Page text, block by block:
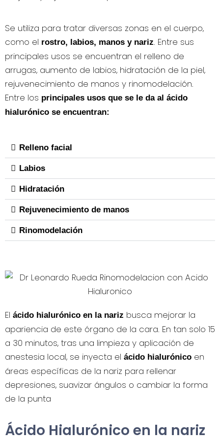
Se utiliza para tratar diversas zonas en el cuerpo,
como el rostro, labios, manos y nariz. Entre sus
principales usos se encuentran el relleno de
arrugas, aumento de labios, hidratación de la piel,
rejuvenecimiento de manos y rinomodelación.
Entre los principales usos que se le da al ácido
hialurónico se encuentran:
Relleno facial
Labios
Hidratación
Rejuvenecimiento de manos
Rinomodelación
El ácido hialurónico en la nariz busca mejorar la
apariencia de este órgano de la cara. En tan solo 15
a 30 minutos, tras una limpieza y aplicación de
anestesia local, se inyecta el ácido hialurónico en
áreas específicas de la nariz para rellenar
depresiones, suavizar ángulos o cambiar la forma
de la punta
Ácido Hialurónico en la nariz